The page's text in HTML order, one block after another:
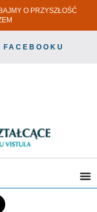
O PRZYSZŁOŚĆ